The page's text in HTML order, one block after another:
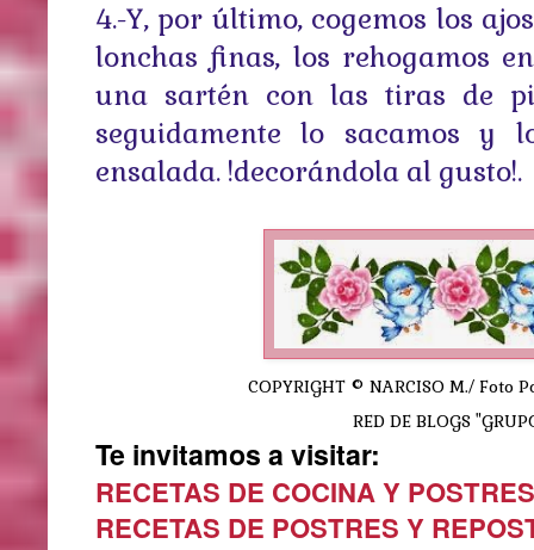
4.-Y, por último, cogemos los
lonchas finas, los rehogamos
una sartén con las tiras de
seguidamente lo sacamos y
ensalada. !decorándola al
COPYRIGHT © NARCISO M./ Foto
RED DE BLOGS
Te invitamos a visitar:
RECETAS DE COCINA Y POSTRES
RECETAS DE POSTRES Y